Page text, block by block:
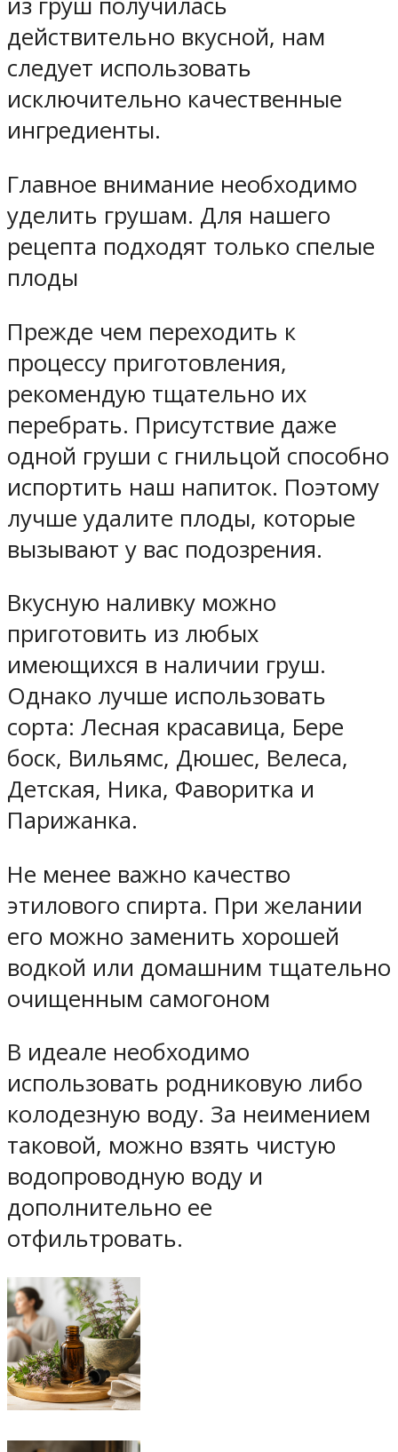
действительно вкусной, нам
следует использовать
исключительно качественные
ингредиенты.
Главное внимание необходимо
уделить грушам. Для нашего
рецепта подходят только спелые
плоды
Прежде чем переходить к
процессу приготовления,
рекомендую тщательно их
перебрать. Присутствие даже
одной груши с гнильцой способно
испортить наш напиток. Поэтому
лучше удалите плоды, которые
вызывают у вас подозрения.
Вкусную наливку можно
приготовить из любых
имеющихся в наличии груш.
Однако лучше использовать
сорта: Лесная красавица, Бере
боск, Вильямс, Дюшес, Велеса,
Детская, Ника, Фаворитка и
Парижанка.
Не менее важно качество
этилового спирта. При желании
его можно заменить хорошей
водкой или домашним тщательно
очищенным самогоном
В идеале необходимо
использовать родниковую либо
колодезную воду. За неимением
таковой, можно взять чистую
водопроводную воду и
дополнительно ее
отфильтровать.